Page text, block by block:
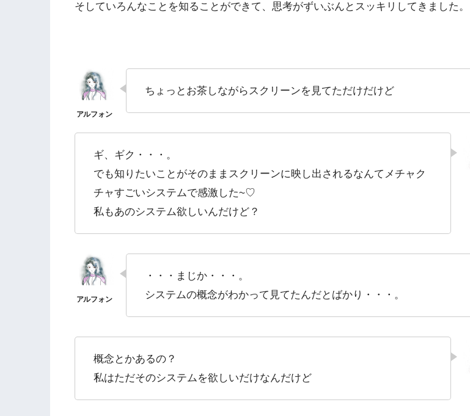
そしていろんなことを知ることができて、思考がずいぶんとスッキリしてきました。
ちょっとお茶しながらスクリーンを見てただけだけど
ギ、ギク・・・。
でも知りたいことがそのままスクリーンに映し出されるなんてメチャク
チャすごいシステムで感激した~♡
私もあのシステム欲しいんだけど？
・・・まじか・・・。
システムの概念がわかって見てたんだとばかり・・・。
概念とかあるの？
私はただそのシステムを欲しいだけなんだけど